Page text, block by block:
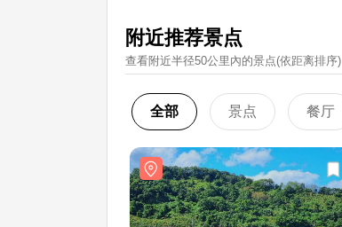
附近推荐景点
查看附近半径50公里內的景点(依距离排序)
全部 景点 餐厅